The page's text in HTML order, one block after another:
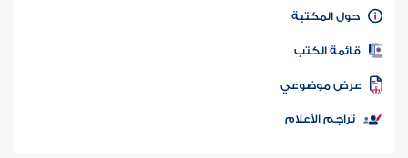
كتاب الأمة
المكتبة
الكتب
موضوعي